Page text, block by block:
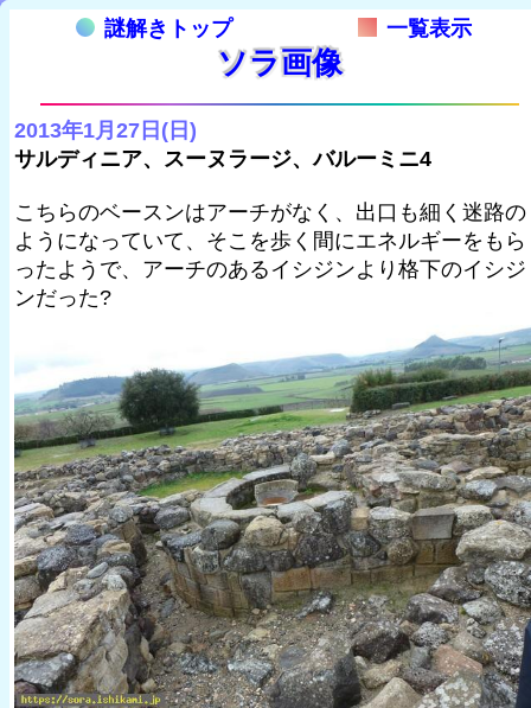
謎解きトップ 一覧表示
ソラ画像
2013年1月27日(日)
サルディニア、スーヌラージ、バルーミニ4
こちらのベースンはアーチがなく、出口も細く迷路の
ようになっていて、そこを歩く間にエネルギーをもら
ったようで、アーチのあるイシジンより格下のイシジ
ンだった?